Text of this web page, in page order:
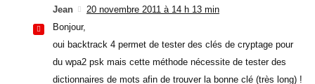
Jean
20 novembre 2011 à 14 h 13 min
Bonjour,
oui backtrack 4 permet de tester des clés de cryptage pour
du wpa2 psk mais cette méthode nécessite de tester des
dictionnaires de mots afin de trouver la bonne clé (très long) !